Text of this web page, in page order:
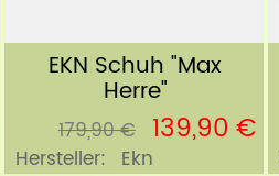
EKN Schuh "Max
Herre"
179,90 € 139,90 €
Hersteller: Ekn